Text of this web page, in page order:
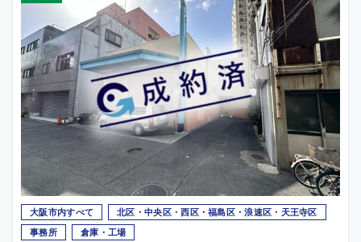
大阪市内すべて 北区・中央区・西区・福島区・浪速区・天王寺区
事務所 倉庫・工場